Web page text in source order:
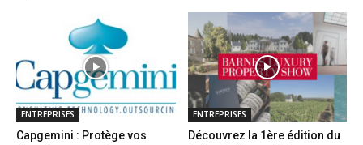
ENTREPRISES
Capgemini : Protège vos
ENTREPRISES
Découvrez la 1ère édition du